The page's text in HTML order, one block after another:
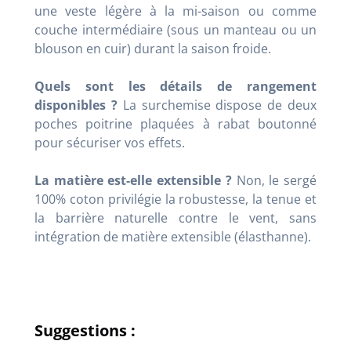
une veste légère à la mi-saison ou comme
couche intermédiaire (sous un manteau ou un
blouson en cuir) durant la saison froide.
Quels sont les détails de rangement
disponibles ?La surchemise dispose de deux
poches poitrine plaquées à rabat boutonné
pour sécuriser vos effets.
La matière est-elle extensible ?Non, le sergé
100% coton privilégie la robustesse, la tenue et
la barrière naturelle contre le vent, sans
intégration de matière extensible (élasthanne).
Suggestions :